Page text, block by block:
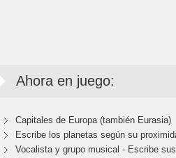
Ahora en juego:
Capitales de Europa (también Eurasia)
Escribe los planetas según su
Vocalista y grupo musical - Escribe